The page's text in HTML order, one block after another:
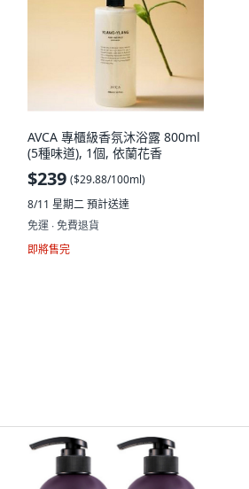
AVCA 專櫃級香氛沐浴露 800ml
(5種味道), 1個, 依蘭花香
$239 ($29.88/100ml)
8/11 星期二預計送達
免運 ∙ 免費退貨
即將售完